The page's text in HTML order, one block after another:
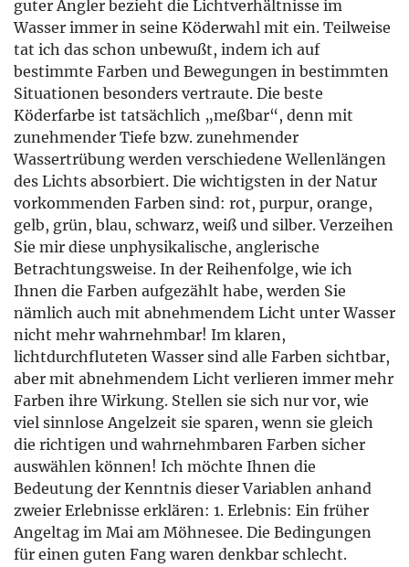
guter Angler bezieht die Lichtverhältnisse im
Wasser immer in seine Köderwahl mit ein. Teilweise
tat ich das schon unbewußt, indem ich auf
bestimmte Farben und Bewegungen in bestimmten
Situationen besonders vertraute. Die beste
Köderfarbe ist tatsächlich „meßbar“, denn mit
zunehmender Tiefe bzw. zunehmender
Wassertrübung werden verschiedene Wellenlängen
des Lichts absorbiert. Die wichtigsten in der Natur
vorkommenden Farben sind: rot, purpur, orange,
gelb, grün, blau, schwarz, weiß und silber. Verzeihen
Sie mir diese unphysikalische, anglerische
Betrachtungsweise. In der Reihenfolge, wie ich
Ihnen die Farben aufgezählt habe, werden Sie
nämlich auch mit abnehmendem Licht unter Wasser
nicht mehr wahrnehmbar! Im klaren,
lichtdurchfluteten Wasser sind alle Farben sichtbar,
aber mit abnehmendem Licht verlieren immer mehr
Farben ihre Wirkung. Stellen sie sich nur vor, wie
viel sinnlose Angelzeit sie sparen, wenn sie gleich
die richtigen und wahrnehmbaren Farben sicher
auswählen können! Ich möchte Ihnen die
Bedeutung der Kenntnis dieser Variablen anhand
zweier Erlebnisse erklären: 1. Erlebnis: Ein früher
Angeltag im Mai am Möhnesee. Die Bedingungen
für einen guten Fang waren denkbar schlecht.